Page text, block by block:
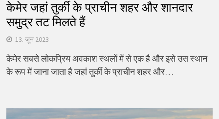
केमेर जहां तुर्की के प्राचीन शहर और शानदार
समुद्र तट मिलते हैं
13. जून 2023
केमेर सबसे लोकप्रिय अवकाश स्थलों में से एक है और इसे उस स्थान
के रूप में जाना जाता है जहां तुर्की के प्राचीन शहर और…